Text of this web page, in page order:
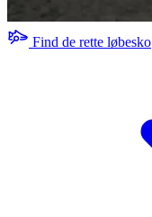
Find de rette løbesko